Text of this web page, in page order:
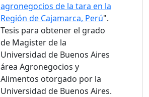
agronegocios de la tara en la
Región de Cajamarca, Perú".
Tesis para obtener el grado
de Magister de la
Universidad de Buenos Aires
área Agronegocios y
Alimentos otorgado por la
Universidad de Buenos Aires.